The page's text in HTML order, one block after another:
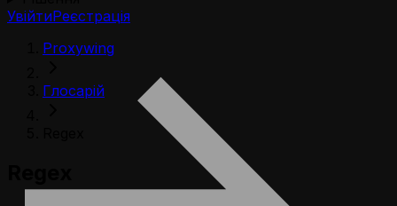
УвійтиРеєстрація
Proxywing
Глосарій